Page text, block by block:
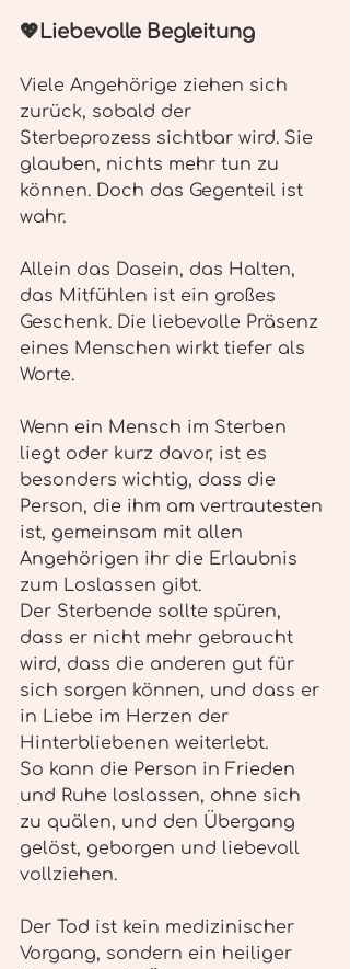
💖Liebevolle Begleitung
Viele Angehörige ziehen sich
zurück, sobald der
Sterbeprozess sichtbar wird. Sie
glauben, nichts mehr tun zu
können. Doch das Gegenteil ist
wahr.
Allein das Dasein, das Halten,
das Mitfühlen ist ein großes
Geschenk. Die liebevolle Präsenz
eines Menschen wirkt tiefer als
Worte.
Wenn ein Mensch im Sterben
liegt oder kurz davor, ist es
besonders wichtig, dass die
Person, die ihm am vertrautesten
ist, gemeinsam mit allen
Angehörigen ihr die Erlaubnis
zum Loslassen gibt.
Der Sterbende sollte spüren,
dass er nicht mehr gebraucht
wird, dass die anderen gut für
sich sorgen können, und dass er
in Liebe im Herzen der
Hinterbliebenen weiterlebt.
So kann die Person in Frieden
und Ruhe loslassen, ohne sich
zu quälen, und den Übergang
gelöst, geborgen und liebevoll
vollziehen.
Der Tod ist kein medizinischer
Vorgang, sondern ein heiliger